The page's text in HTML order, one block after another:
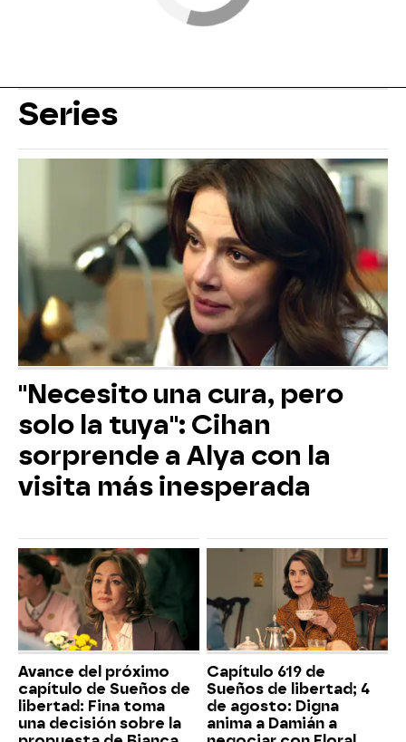
Series
"Necesito una cura, pero
solo la tuya": Cihan
sorprende a Alya con la
visita más inesperada
Avance del próximo
capítulo de Sueños de
libertad: Fina toma
una decisión sobre la
Capítulo 619 de
Sueños de libertad; 4
de agosto: Digna
anima a Damián a